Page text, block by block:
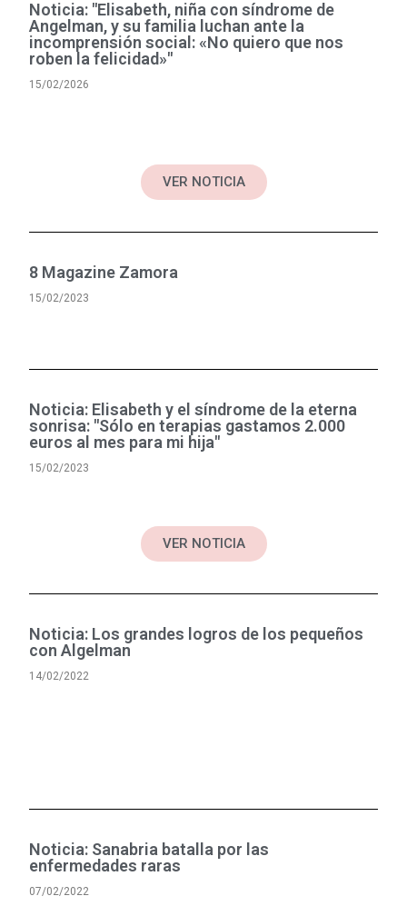
Noticia: "Elisabeth, niña con síndrome de
Angelman, y su familia luchan ante la
incomprensión social: «No quiero que nos
roben la felicidad»"
15/02/2026
VER NOTICIA
8 Magazine Zamora
15/02/2023
Noticia: Elisabeth y el síndrome de la eterna
sonrisa: "Sólo en terapias gastamos 2.000
euros al mes para mi hija"
15/02/2023
VER NOTICIA
Noticia: Los grandes logros de los pequeños
con Algelman
14/02/2022
Noticia: Sanabria batalla por las
enfermedades raras
07/02/2022